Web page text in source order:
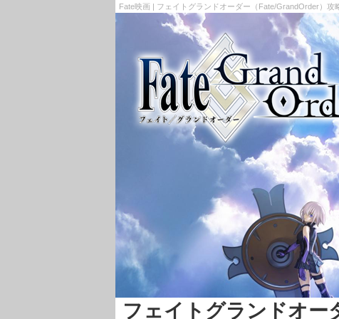
Fate映画 | フェイトグランドオーダー（Fate/GrandOrder）攻
フェイトグランドオー